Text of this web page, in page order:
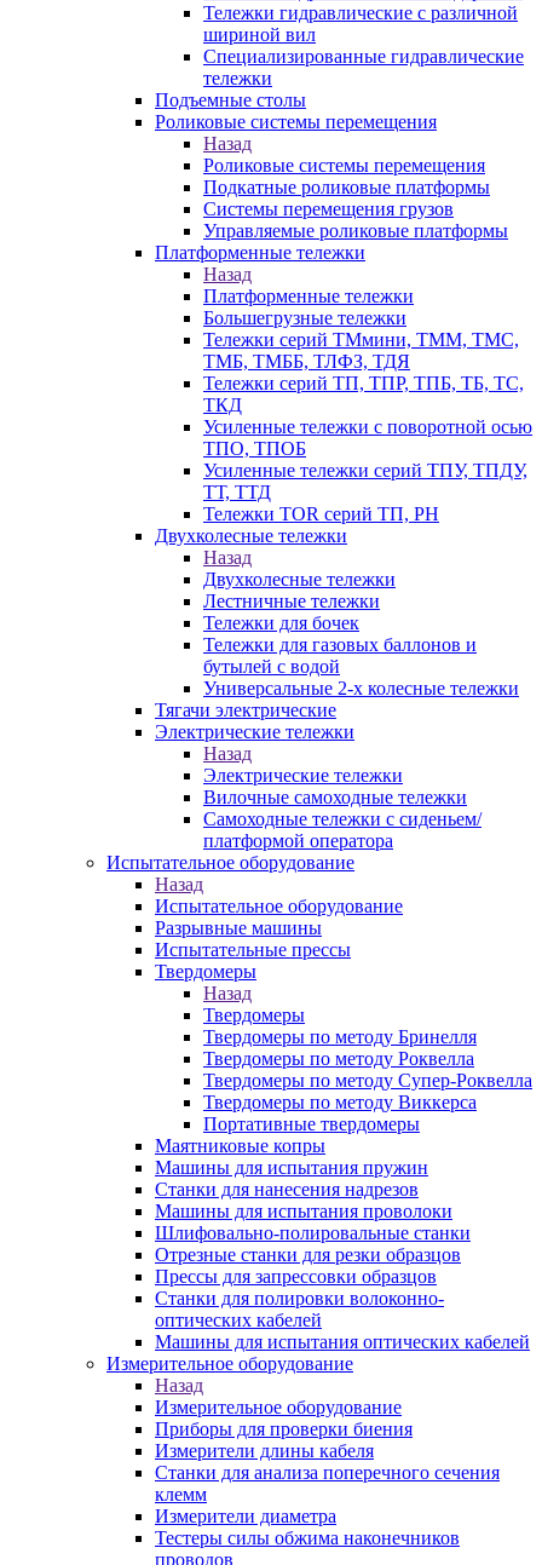
Тележки гидравлические с различной
шириной вил
Специализированные гидравлические
тележки
Подъемные столы
Роликовые системы перемещения
Назад
Роликовые системы перемещения
Подкатные роликовые платформы
Системы перемещения грузов
Управляемые роликовые платформы
Платформенные тележки
Назад
Платформенные тележки
Большегрузные тележки
Тележки серий ТМмини, ТММ, ТМС,
ТМБ, ТМББ, ТЛФЗ, ТДЯ
Тележки серий ТП, ТПР, ТПБ, ТБ, ТС,
ТКД
Усиленные тележки с поворотной осью
ТПО, ТПОБ
Усиленные тележки серий ТПУ, ТПДУ,
ТТ, ТТД
Тележки TOR серий ТП, PH
Двухколесные тележки
Назад
Двухколесные тележки
Лестничные тележки
Тележки для бочек
Тележки для газовых баллонов и
бутылей с водой
Универсальные 2-х колесные тележки
Тягачи электрические
Электрические тележки
Назад
Электрические тележки
Вилочные самоходные тележки
Самоходные тележки с сиденьем/
платформой оператора
Испытательное оборудование
Назад
Испытательное оборудование
Разрывные машины
Испытательные прессы
Твердомеры
Назад
Твердомеры
Твердомеры по методу Бринелля
Твердомеры по методу Роквелла
Твердомеры по методу Супер-Роквелла
Твердомеры по методу Виккерса
Портативные твердомеры
Маятниковые копры
Машины для испытания пружин
Станки для нанесения надрезов
Машины для испытания проволоки
Шлифовально-полировальные станки
Отрезные станки для резки образцов
Прессы для запрессовки образцов
Станки для полировки волоконно-
оптических кабелей
Машины для испытания оптических кабелей
Измерительное оборудование
Назад
Измерительное оборудование
Приборы для проверки биения
Измерители длины кабеля
Станки для анализа поперечного сечения
клемм
Измерители диаметра
Тестеры силы обжима наконечников
проводов